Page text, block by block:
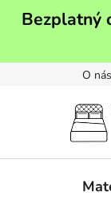
Bezplatný
O nás